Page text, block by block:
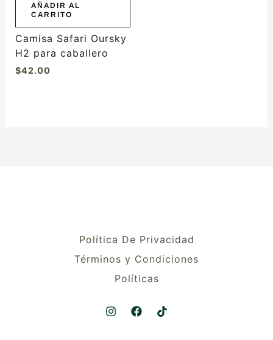
AÑADIR AL
CARRITO
Camisa Safari Oursky
H2 para caballero
$42.00
Política De Privacidad
Términos y Condiciones
Políticas